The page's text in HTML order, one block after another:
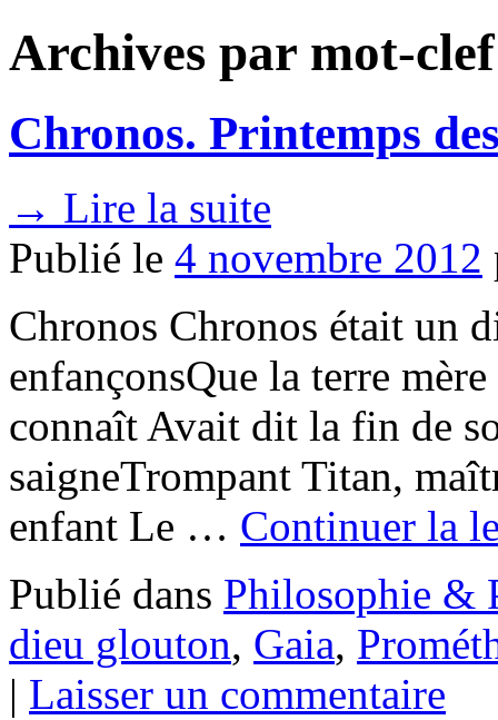
Archives par mot-
Chronos. Printemps
→ Lire la suite
Publié le 4 novembre 2012
Chronos Chronos était un
enfançonsQue la terre
connaît Avait dit la fin de
saigneTrompant Titan,
enfant Le … Continuer la
Publié dans Philosophie &
dieu glouton, Gaia,
| Laisser un commentaire